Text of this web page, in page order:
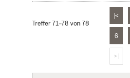
Treffer 71–78 von 78
|<
6
>|